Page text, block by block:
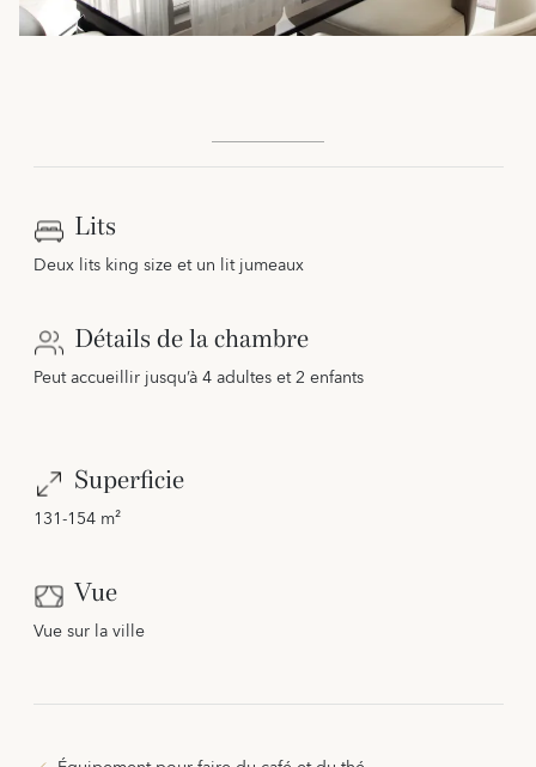
Lits
Deux lits king size et un lit jumeaux
Détails de la chambre
Peut accueillir jusqu’à 4 adultes et 2 enfants
Superficie
131-154 m²
Vue
Vue sur la ville